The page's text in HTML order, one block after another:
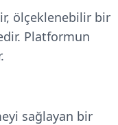
ölçeklenebilir bir
Platformun
sağlayan bir